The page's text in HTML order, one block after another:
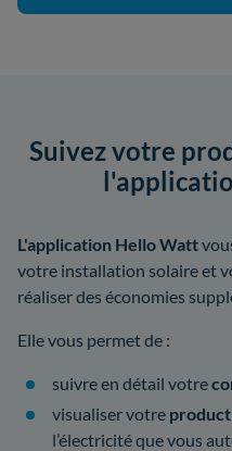
Suivez votre
L'application Hello Watt
votre installation solaire et
réaliser des économies
Elle vous permet de :
suivre en détail votre
visualiser votre
l’électricité que vous